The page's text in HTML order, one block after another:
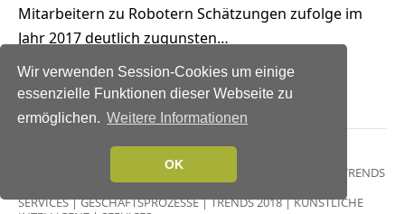
Wir verwenden Session-Cookies um einige
essenzielle Funktionen dieser Webseite zu
ermöglichen. Weitere Informationen
OK
Mitarbeitern zu Robotern Schätzungen zufolge im
Jahr 2017 deutlich zugunsten…
Weiterlesen →
BUSINESS PROCESS MANAGEMENT
TRENDS
GESCHÄFTSPROZESSE|TRENDS
SERVICES|GESCHÄFTSPROZESSE|TRENDS 2018|KÜNSTLICHE